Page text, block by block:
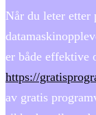
Når du leter etter
er både effektive
https://
av gratis